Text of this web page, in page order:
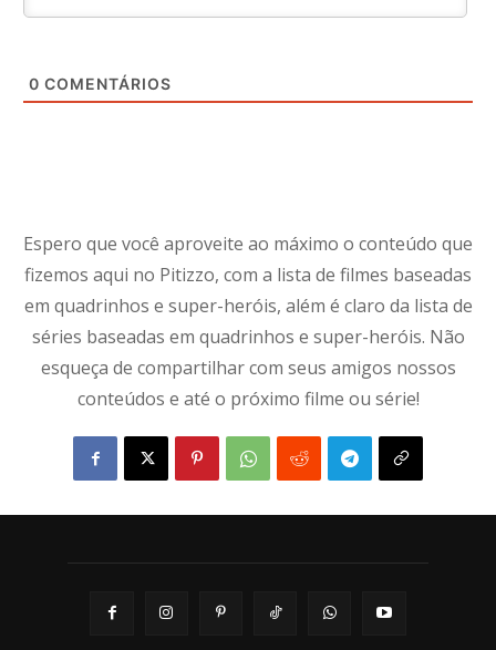
0 COMENTÁRIOS
Espero que você aproveite ao máximo o conteúdo que
fizemos aqui no Pitizzo, com a lista de filmes baseadas
em quadrinhos e super-heróis, além é claro da lista de
séries baseadas em quadrinhos e super-heróis. Não
esqueça de compartilhar com seus amigos nossos
conteúdos e até o próximo filme ou série!